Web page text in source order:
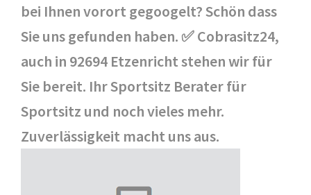
bei Ihnen vorort gegoogelt? Schön dass
Sie uns gefunden haben. ✅ Cobrasitz24,
auch in 92694 Etzenricht stehen wir für
Sie bereit. Ihr Sportsitz Berater für
Sportsitz und noch vieles mehr.
Zuverlässigkeit macht uns aus.